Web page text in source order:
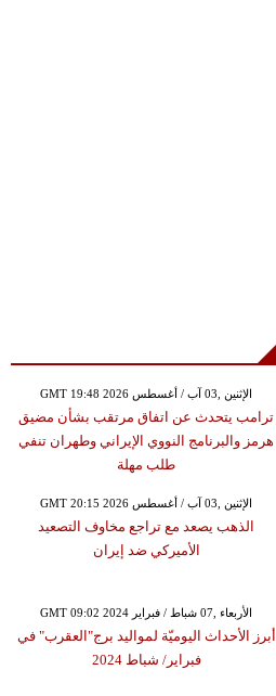
GMT 19:48 2026 الإثنين ,03 آب / أغسطس
ترامب يتحدث عن اتفاق مرتقب بشأن مضيق
هرمز والبرنامج النووي الإيراني وطهران تنفي
طلب مهلة
GMT 20:15 2026 الإثنين ,03 آب / أغسطس
الذهب يصعد مع تراجع مخاوف التصعيد
الأميركي ضد إيران
GMT 09:02 2024 الأربعاء ,07 شباط / فبراير
أبرز الأحداث اليوميّة لمواليد برج"العقرب" في
فبراير/ شباط 2024